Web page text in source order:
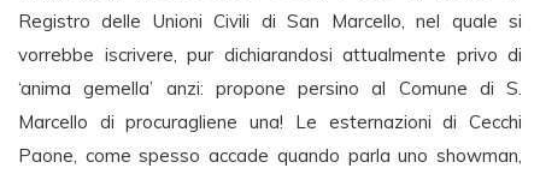
Registro delle Unioni Civili di San Marcello, nel quale si
vorrebbe iscrivere, pur dichiarandosi attualmente privo di
‘anima gemella’ anzi: propone persino al Comune di S.
Marcello di procuragliene una! Le esternazioni di Cecchi
Paone, come spesso accade quando parla uno showman,